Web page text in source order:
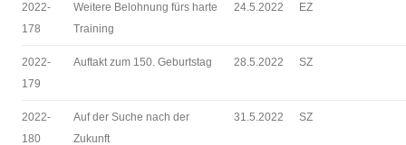
2022-
178
Weitere Belohnung fürs harte
Training
24.5.2022 EZ
2022-
179
Auftakt zum 150. Geburtstag 28.5.2022 SZ
2022-
180
Auf der Suche nach der
Zukunft
31.5.2022 SZ